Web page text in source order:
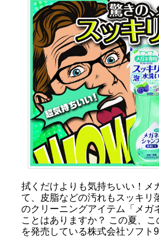
拭くだけよりも気持ちいい！メ
て、皮脂などの汚れもスッキリ
のクリーニングアイテム「メガ
ことはありますか？ この夏、
を発売している株式会社ソフ